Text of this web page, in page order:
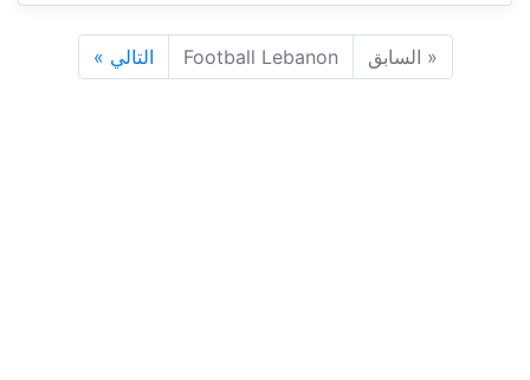
« السابق Football Lebanon التالي »